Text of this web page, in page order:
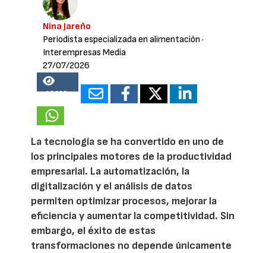
Nina Jareño
Periodista especializada en alimentación ·
Interempresas Media
27/07/2026
18223
La tecnología se ha convertido en uno de
los principales motores de la productividad
empresarial. La automatización, la
digitalización y el análisis de datos
permiten optimizar procesos, mejorar la
eficiencia y aumentar la competitividad. Sin
embargo, el éxito de estas
transformaciones no depende únicamente